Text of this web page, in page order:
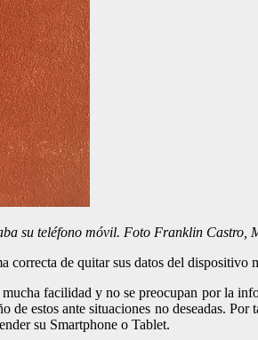
su teléfono móvil. Foto Franklin Castro,
de quitar sus datos del
facilidad y no se preocupan por la
de estos ante situaciones no deseadas.
su Smartphone o Tablet.